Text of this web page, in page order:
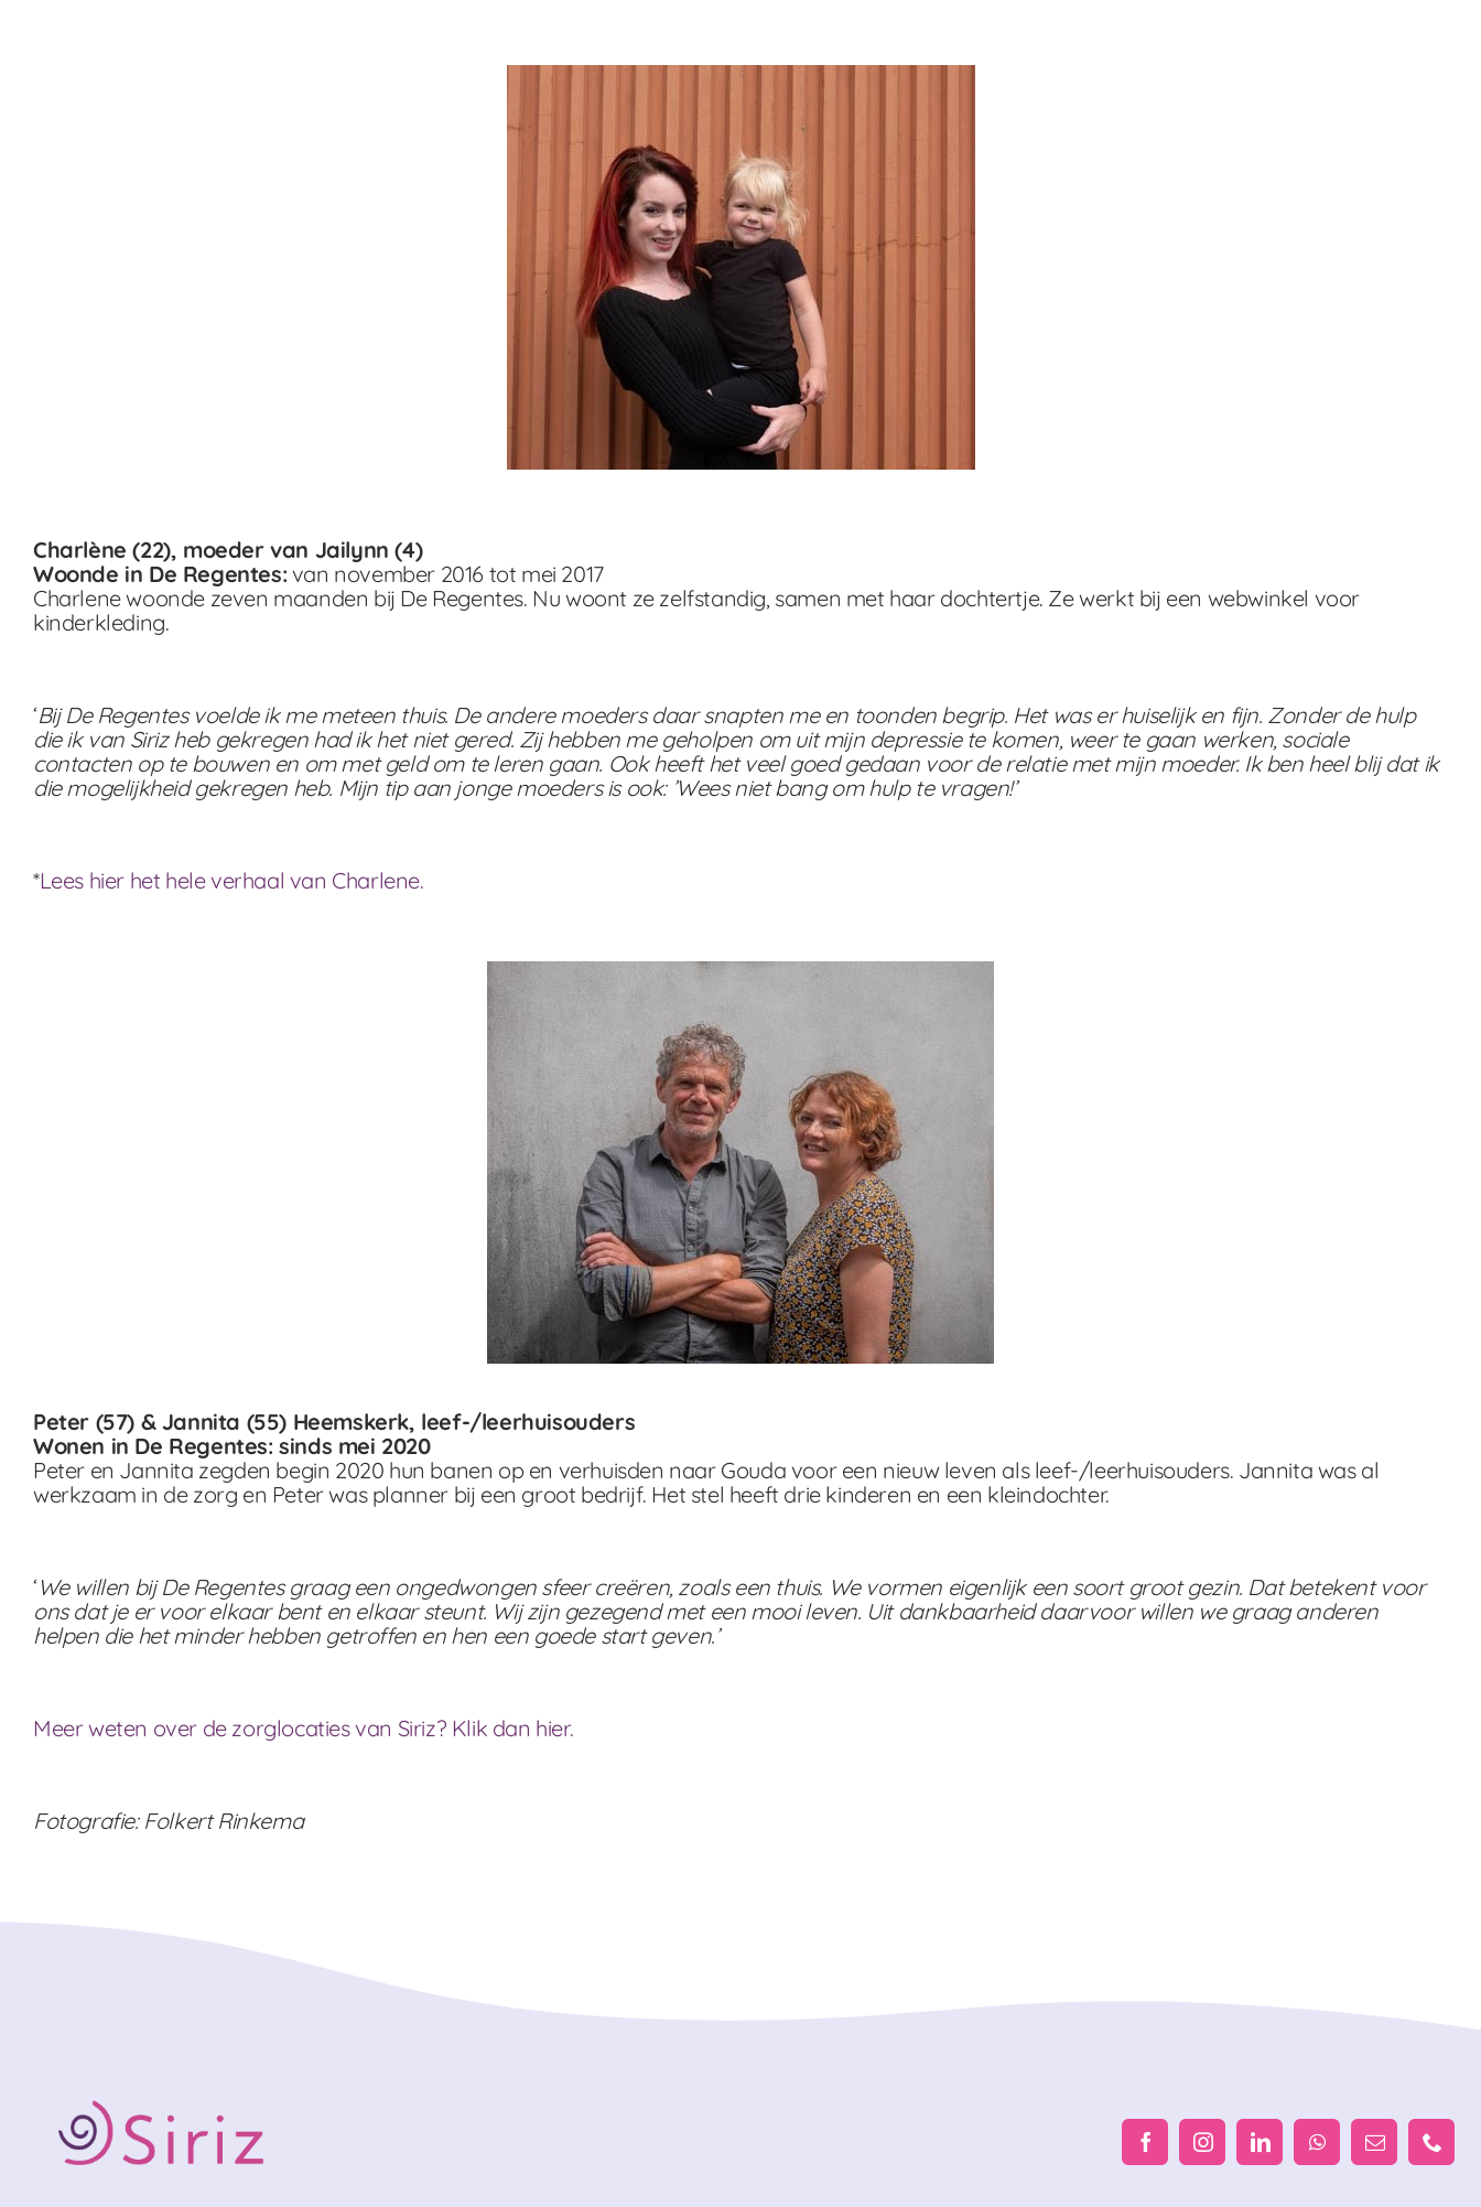
Charlène (22), moeder van Jailynn (4)
Woonde in De Regentes: van november 2016 tot mei 2017
Charlene woonde zeven maanden bij De Regentes. Nu woont ze zelfstandig, samen met haar dochtertje. Ze werkt bij een webwinkel voor
kinderkleding.
‘Bij De Regentes voelde ik me meteen thuis. De andere moeders daar snapten me en toonden begrip. Het was er huiselijk en fijn. Zonder de hulp
die ik van Siriz heb gekregen had ik het niet gered. Zij hebben me geholpen om uit mijn depressie te komen, weer te gaan werken, sociale
contacten op te bouwen en om met geld om te leren gaan. Ook heeft het veel goed gedaan voor de relatie met mijn moeder. Ik ben heel blij dat ik
die mogelijkheid gekregen heb. Mijn tip aan jonge moeders is ook: ’Wees niet bang om hulp te vragen!’
*Lees hier het hele verhaal van Charlene.
Peter (57) & Jannita (55) Heemskerk, leef-/leerhuisouders
Wonen in De Regentes: sinds mei 2020
Peter en Jannita zegden begin 2020 hun banen op en verhuisden naar Gouda voor een nieuw leven als leef-/leerhuisouders. Jannita was al
werkzaam in de zorg en Peter was planner bij een groot bedrijf. Het stel heeft drie kinderen en een kleindochter.
‘ We willen bij De Regentes graag een ongedwongen sfeer creëren, zoals een thuis. We vormen eigenlijk een soort groot gezin. Dat betekent voor
ons dat je er voor elkaar bent en elkaar steunt. Wij zijn gezegend met een mooi leven. Uit dankbaarheid daarvoor willen we graag anderen
helpen die het minder hebben getroffen en hen een goede start geven.’
Meer weten over de zorglocaties van Siriz? Klik dan hier.
Fotografie: Folkert Rinkema